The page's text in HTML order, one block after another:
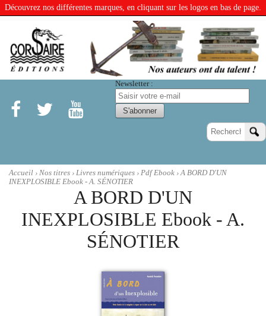
Découvrez nos différentes marques, en cliquant sur les logos en bas de page.
Newsletter :
Accueil › Nos titres › Livres numériques › Pdf Ebook › A BORD D'UN
INEXPLOSIBLE Ebook - A. SÉNOTIER
A BORD D'UN
INEXPLOSIBLE Ebook - A.
SÉNOTIER